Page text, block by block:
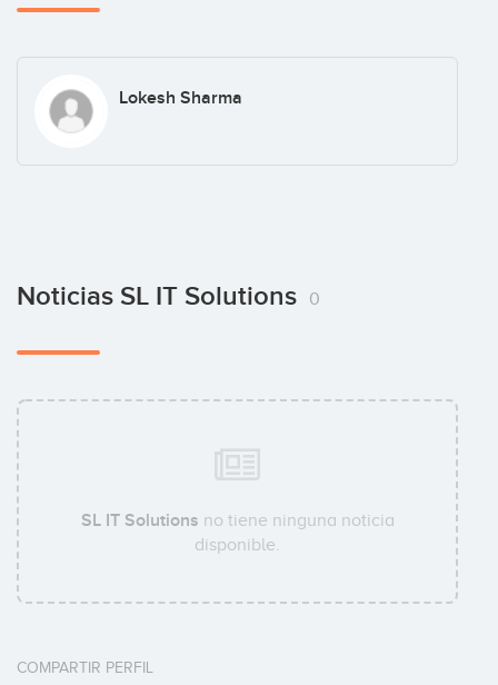
Lokesh Sharma
Noticias SL IT Solutions 0
SL IT Solutions no tiene ninguna noticia
disponible.
COMPARTIR PERFIL